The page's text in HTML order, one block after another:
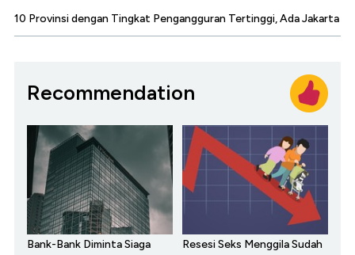
10 Provinsi dengan Tingkat Pengangguran Tertinggi, Ada Jakarta
Recommendation
Bank-Bank Diminta Siaga
Resesi Seks Menggila Sudah